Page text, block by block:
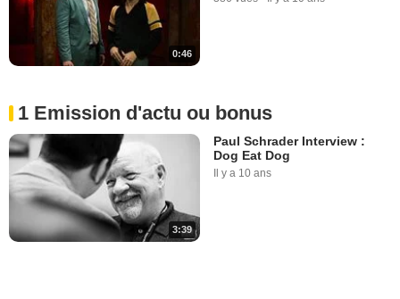
0:46
1 Emission d'actu ou bonus
3:39
Paul Schrader Interview :
Dog Eat Dog
Il y a 10 ans